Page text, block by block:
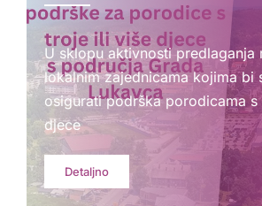
U sklopu aktivnosti predlaganja
lokalnim zajednicama kojima bi
osigurati podrška porodicama
djece
Detaljno